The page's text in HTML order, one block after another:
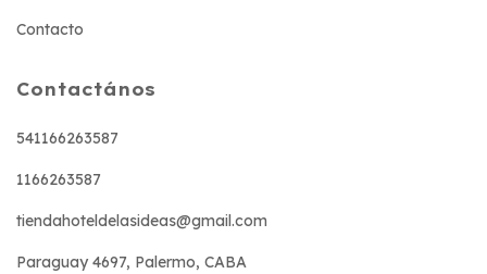
Contacto
Contactános
541166263587
1166263587
tiendahoteldelasideas@gmail.com
Paraguay 4697, Palermo, CABA